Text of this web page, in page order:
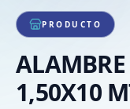
PRODUCTO
1,50X10